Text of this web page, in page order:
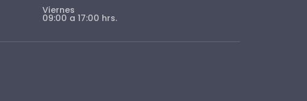
Viernes
09:00 a 17:00 hrs.